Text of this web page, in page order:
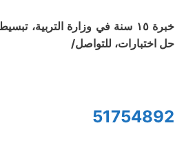
خبرة ١٥ سنة في وزارة
حل اختبارات، للتواصل/
51754892